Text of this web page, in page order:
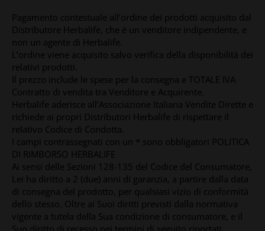
Pagamento contestuale all’ordine dei prodotti acquisito dal
Distributore Herbalife, che è un venditore indipendente, e
non un agente di Herbalife.
L’ordine viene acquisito salvo verifica della disponibilità dei
relativi prodotti.
Il prezzo include le spese per la consegna e TOTALE IVA
Contratto di vendita tra Venditore e Acquirente.
Herbalife aderisce all’Associazione Italiana Vendite Dirette e
richiede ai propri Distributori Herbalife di rispettare il
relativo Codice di Condotta.
I campi contrassegnati con un * sono obbligatori POLITICA
DI RIMBORSO HERBALIFE
Ai sensi delle Sezioni 128-135 del Codice del Consumatore,
Lei ha diritto a 2 (due) anni di garanzia, a partire dalla data
di consegna del prodotto, per qualsiasi vizio di conformità
dello stesso. Oltre ai Suoi diritti previsti dalla normativa
vigente a tutela della Sua condizione di consumatore, e il
Suo diritto di recesso nei termini di seguito riportati,